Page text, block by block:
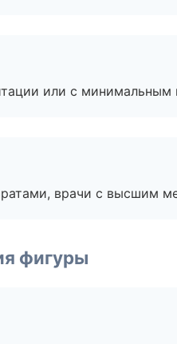
или с минимальным
врачи с высшим
фигуры